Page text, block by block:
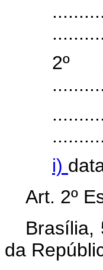
2º
i)
Art. 2º
Brasília,
da